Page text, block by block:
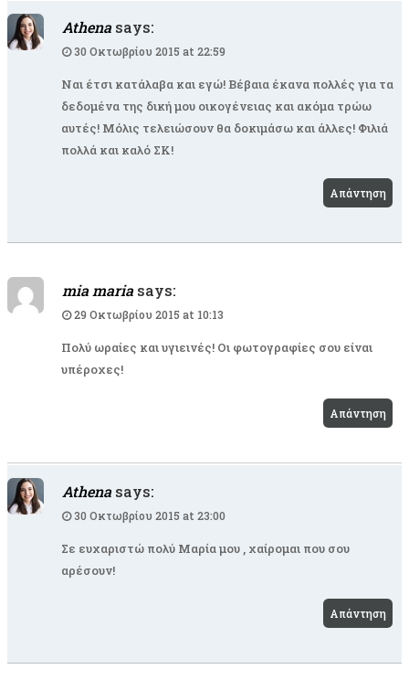
Athena says:
30 Οκτωβρίου 2015 at 22:59
Ναι έτσι κατάλαβα και εγώ! Βέβαια έκανα πολλές για τα
δεδομένα της δική μου οικογένειας και ακόμα τρώω
αυτές! Μόλις τελειώσουν θα δοκιμάσω και άλλες! Φιλιά
πολλά και καλό ΣΚ!
Απάντηση
mia maria says:
29 Οκτωβρίου 2015 at 10:13
Πολύ ωραίες και υγιεινές! Οι φωτογραφίες σου είναι
υπέροχες!
Απάντηση
Athena says:
30 Οκτωβρίου 2015 at 23:00
Σε ευχαριστώ πολύ Μαρία μου , χαίρομαι που σου
αρέσουν!
Απάντηση